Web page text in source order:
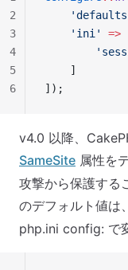
    'ini'
=>
    ]
]);
2
3
4
5
6
v4.0 以降、
SameSite 属性を
攻撃から保護する
のデフォルト値は、
php.ini config: で